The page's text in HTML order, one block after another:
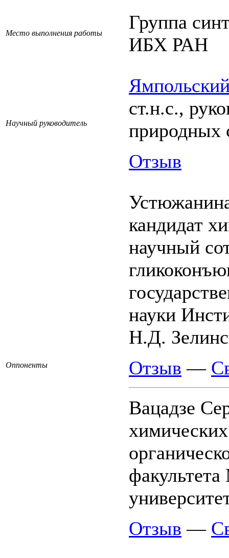
Место выполнения работы
Группа
ИБХ РАН
Научный руководитель
ст.н.с.,
Отзыв
Оппоненты
кандидат
научный
науки
Н.Д.
Отзыв —
Вацадзе
факультета
Отзыв —